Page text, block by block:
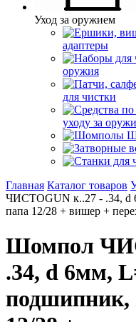
Уход за оружием
адаптеры
оружия
для чистки
уходу за
Главная Каталог товаров
ЧИСТОGUN к..27 - .34, d
папа 12/28 + вишер +
Шомпол
.34, d 6мм,
подшипник,